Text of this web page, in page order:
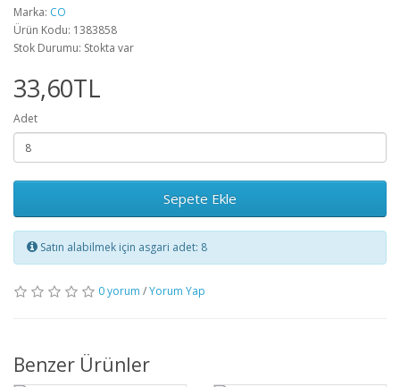
Marka: CO
Ürün Kodu: 1383858
Stok Durumu: Stokta var
33,60TL
Adet
Sepete Ekle
Satın alabilmek için asgari adet: 8
0 yorum /Yorum Yap
Benzer Ürünler